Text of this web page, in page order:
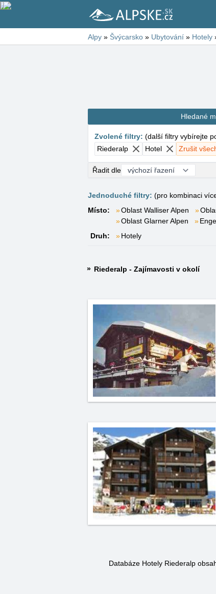
Alpy » Švýcarsko » Ubytování » Hotely
Hledané
Zvolené filtry: (další filtry vybírejte
Riederalp
Hotel Zrušit
Řadit dle
Jednoduché filtry: (pro kombinaci
Místo:
Oblast Walliser Alpen
Oblast Glarner Alpen
Druh:
Hotely
Riederalp - Zajímavosti v okolí
Databáze Hotely Riederalp